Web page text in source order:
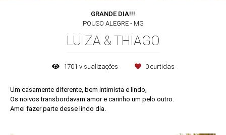
GRANDE DIA!!!
POUSO ALEGRE - MG
LUIZA & THIAGO
1701 visualizações 0curtidas
Um casamente diferente, bem intimista e lindo,
Os noivos transbordavam amor e carinho um pelo outro.
Amei fazer parte desse lindo dia.